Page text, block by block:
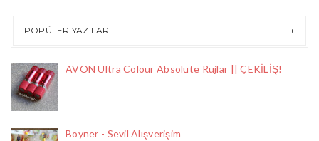
POPÜLER YAZILAR
AVON Ultra Colour Absolute Rujlar || ÇEKİLİŞ!
Boyner - Sevil Alışverişim